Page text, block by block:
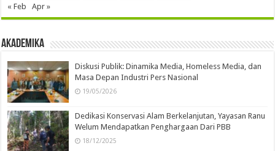
« Feb
Apr »
Akademika
Diskusi Publik: Dinamika Media, Homeless Media, dan
Masa Depan Industri Pers Nasional
19/05/2026
Dedikasi Konservasi Alam Berkelanjutan, Yayasan Ranu
Welum Mendapatkan Penghargaan Dari PBB
18/12/2025